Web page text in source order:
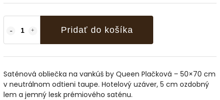
Pridať do košíka
Saténová obliečka na vankúš by Queen Plačková – 50×70 cm
v neutrálnom odtieni taupe. Hotelový uzáver, 5 cm ozdobný
lem a jemný lesk prémiového saténu.